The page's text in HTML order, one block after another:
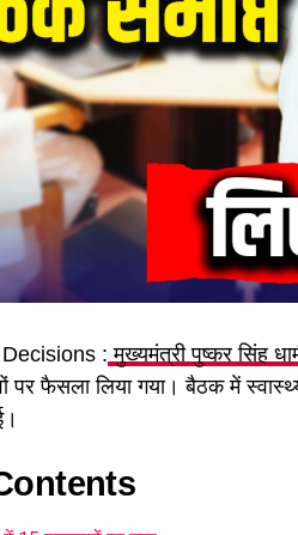
: मुख्यमंत्री पुष्कर सिंह
पर फैसला लिया गया। बैठक में